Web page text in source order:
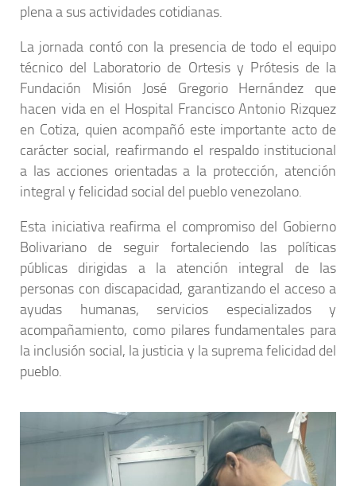
plena a sus actividades cotidianas.
La jornada contó con la presencia de todo el equipo
técnico del Laboratorio de Ortesis y Prótesis de la
Fundación Misión José Gregorio Hernández que
hacen vida en el Hospital Francisco Antonio Rizquez
en Cotiza, quien acompañó este importante acto de
carácter social, reafirmando el respaldo institucional
a las acciones orientadas a la protección, atención
integral y felicidad social del pueblo venezolano.
Esta iniciativa reafirma el compromiso del Gobierno
Bolivariano de seguir fortaleciendo las políticas
públicas dirigidas a la atención integral de las
personas con discapacidad, garantizando el acceso a
ayudas humanas, servicios especializados y
acompañamiento, como pilares fundamentales para
la inclusión social, la justicia y la suprema felicidad del
pueblo.